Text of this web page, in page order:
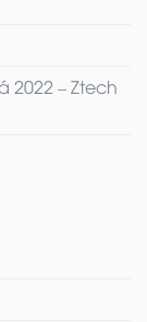
2022 – Ztech